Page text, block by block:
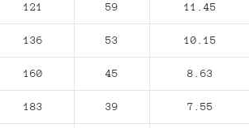
121 59 11.45
136 53 10.15
160 45 8.63
183 39 7.55